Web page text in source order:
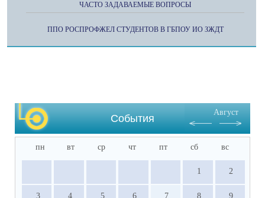
ЧАСТО ЗАДАВАЕМЫЕ ВОПРОСЫ
ППО РОСПРОФЖЕЛ СТУДЕНТОВ В ГБПОУ ИО ЗЖДТ
События
Август
пн вт ср чт пт сб вс
1 2
3 4 5 6 7 8 9